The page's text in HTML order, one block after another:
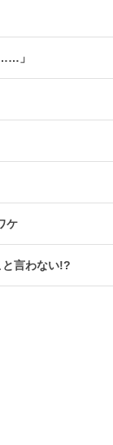
」
ケ
と言わない!?